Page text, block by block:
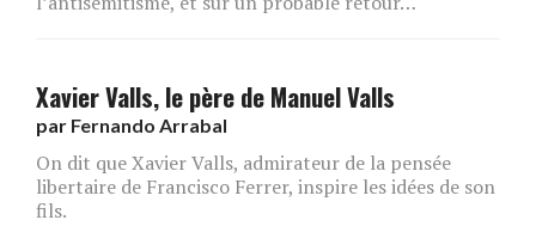
Xavier Valls, le père de Manuel Valls
par Fernando Arrabal
On dit que Xavier Valls, admirateur de la pensée
libertaire de Francisco Ferrer, inspire les idées de son
fils.